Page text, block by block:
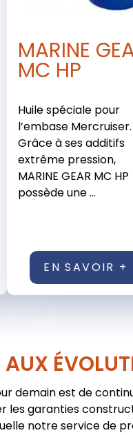
MARINE
MC HP
Huile spéciale pour
l’embase Mercruiser.
Grâce à ses additifs
extrême pression,
MARINE GEAR MC HP
possède une ...
EN SAVOIR +
demain est de
les garanties
notre service de